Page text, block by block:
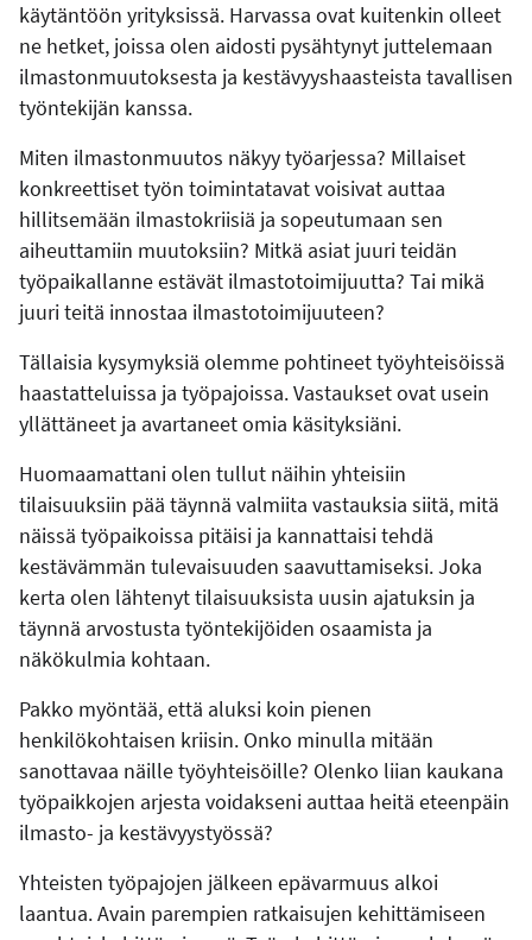
käytäntöön yrityksissä. Harvassa ovat kuitenkin olleet
ne hetket, joissa olen aidosti pysähtynyt juttelemaan
ilmastonmuutoksesta ja kestävyyshaasteista tavallisen
työntekijän kanssa.
Miten ilmastonmuutos näkyy työarjessa? Millaiset
konkreettiset työn toimintatavat voisivat auttaa
hillitsemään ilmastokriisiä ja sopeutumaan sen
aiheuttamiin muutoksiin? Mitkä asiat juuri teidän
työpaikallanne estävät ilmastotoimijuutta? Tai mikä
juuri teitä innostaa ilmastotoimijuuteen?
Tällaisia kysymyksiä olemme pohtineet työyhteisöissä
haastatteluissa ja työpajoissa. Vastaukset ovat usein
yllättäneet ja avartaneet omia käsityksiäni.
Huomaamattani olen tullut näihin yhteisiin
tilaisuuksiin pää täynnä valmiita vastauksia siitä, mitä
näissä työpaikoissa pitäisi ja kannattaisi tehdä
kestävämmän tulevaisuuden saavuttamiseksi. Joka
kerta olen lähtenyt tilaisuuksista uusin ajatuksin ja
täynnä arvostusta työntekijöiden osaamista ja
näkökulmia kohtaan.
Pakko myöntää, että aluksi koin pienen
henkilökohtaisen kriisin. Onko minulla mitään
sanottavaa näille työyhteisöille? Olenko liian kaukana
työpaikkojen arjesta voidakseni auttaa heitä eteenpäin
ilmasto- ja kestävyystyössä?
Yhteisten työpajojen jälkeen epävarmuus alkoi
laantua. Avain parempien ratkaisujen kehittämiseen